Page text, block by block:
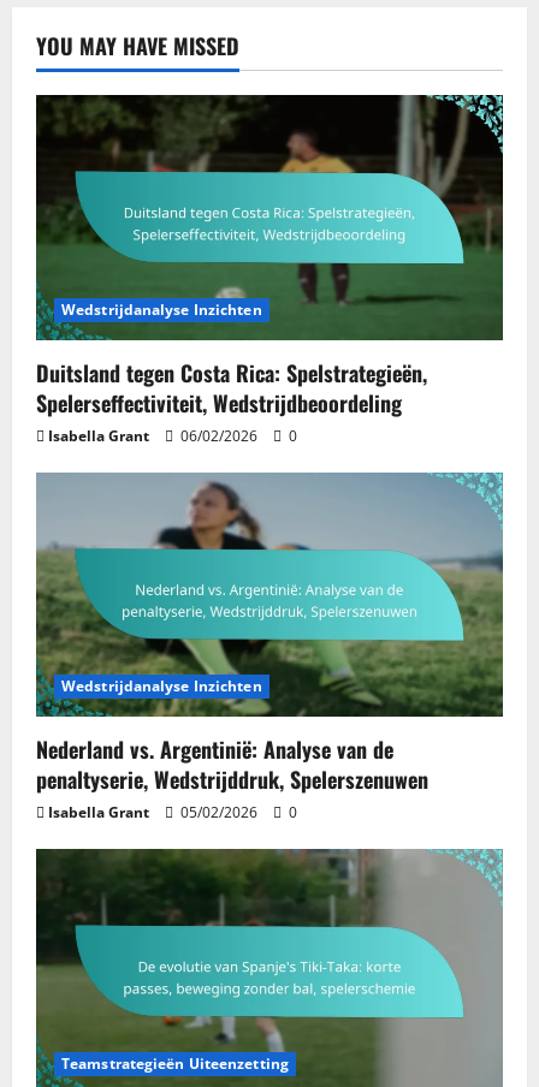
YOU MAY HAVE MISSED
Wedstrijdanalyse Inzichten
Duitsland tegen Costa Rica: Spelstrategieën,
Spelerseffectiviteit, Wedstrijdbeoordeling
Isabella Grant 06/02/2026 0
Wedstrijdanalyse Inzichten
Nederland vs. Argentinië: Analyse van de
penaltyserie, Wedstrijddruk, Spelerszenuwen
Isabella Grant 05/02/2026 0
Teamstrategieën Uiteenzetting